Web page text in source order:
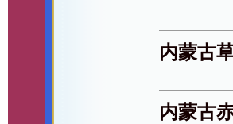
内蒙古
内蒙古